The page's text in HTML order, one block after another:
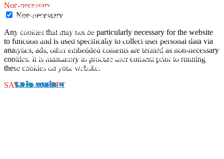
Medicamento de referência pode ser
substituído por genérico?
Muita gente tem essa dúvida: o medicamento de
referência pode ser substituído por genérico? A
resposta é sim, mas com algumas regras
importantes. Neste artigo,
Leia mais »
5 principais tendências em saúde mental
que as empresas devem observar
A saúde mental no ambiente de trabalho tem
ganhado espaço nas discussões corporativas e se
tornou uma prioridade para muitas empresas. A
importância de manter
Leia mais »
Verão Saudável: Dicas Essenciais para
Cuidar da Saúde
Com a chegada do verão, muitos de nós ansiamos
pelos dias ensolarados e pela oportunidade de
aproveitar o tempo ao ar livre. No entanto, é
Leia mais »
Non-necessary
Non-necessary
Any cookies that may not be particularly necessary for the website
to function and is used specifically to collect user personal data via
analytics, ads, other embedded contents are termed as non-necessary
cookies. It is mandatory to procure user consent prior to running
these cookies on your website.
SAVE & ACCEPT